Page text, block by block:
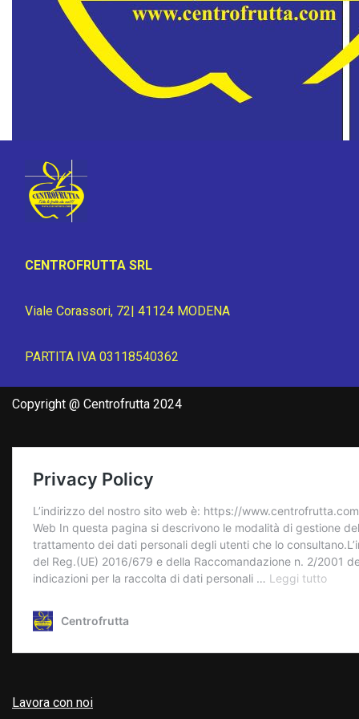
CENTROFRUTTA SRL
Viale Corassori, 72| 41124 MODENA
PARTITA IVA 03118540362
Copyright @ Centrofrutta 2024
Lavora con noi